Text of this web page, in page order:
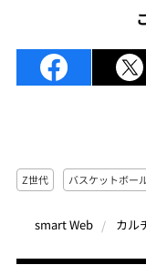
Z世代 バスケットボー
smart Web カル